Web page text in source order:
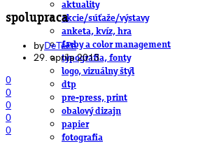
aktuality
akcie/súťaže/výstavy
anketa, kvíz, hra
farby a color management
typografia, fonty
logo, vizuálny štýl
dtp
pre-press, print
obalový dizajn
papier
fotografia
spolupraca
byDeTePe
29. apríla 2013
0
0
0
0
0